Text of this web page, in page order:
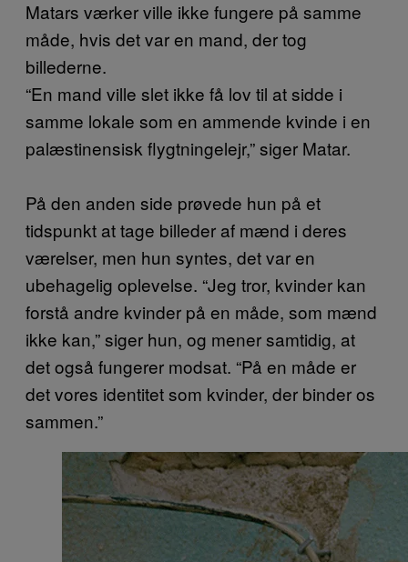
Matars værker ville ikke fungere på samme
måde, hvis det var en mand, der tog
billederne.
“En mand ville slet ikke få lov til at sidde i
samme lokale som en ammende kvinde i en
palæstinensisk flygtningelejr,” siger Matar.
På den anden side prøvede hun på et
tidspunkt at tage billeder af mænd i deres
værelser, men hun syntes, det var en
ubehagelig oplevelse. “Jeg tror, kvinder kan
forstå andre kvinder på en måde, som mænd
ikke kan,” siger hun, og mener samtidig, at
det også fungerer modsat. “På en måde er
det vores identitet som kvinder, der binder os
sammen.”